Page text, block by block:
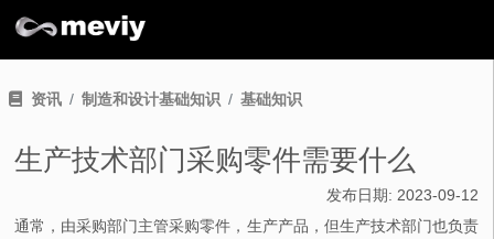
资讯 制造和设计基础知识 基础知识
生产技术部门采购零件需要什么
发布日期: 2023-09-12
通常，由采购部门主管采购零件，生产产品，但生产技术部门也负责